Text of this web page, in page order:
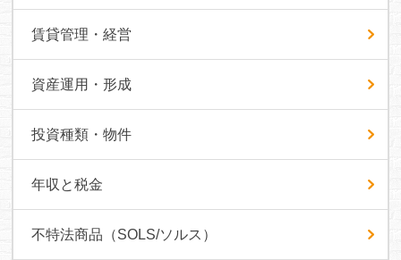
賃貸管理・経営
資産運用・形成
投資種類・物件
年収と税金
不特法商品（SOLS/ソルス）